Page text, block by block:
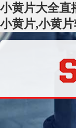
小黄片大全直
小黄片,小黄